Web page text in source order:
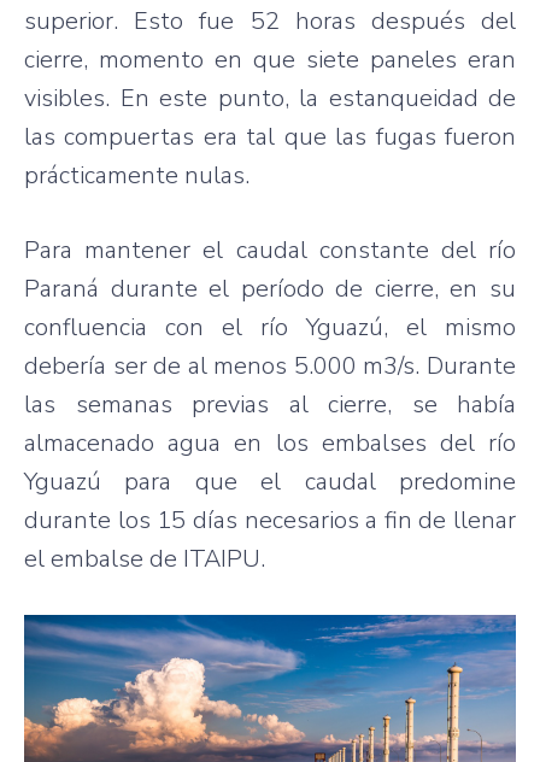
superior. Esto fue 52 horas después del
cierre, momento en que siete paneles eran
visibles. En este punto, la estanqueidad de
las compuertas era tal que las fugas fueron
prácticamente nulas.
Para mantener el caudal constante del río
Paraná durante el período de cierre, en su
confluencia con el río Yguazú, el mismo
debería ser de al menos 5.000 m3/s. Durante
las semanas previas al cierre, se había
almacenado agua en los embalses del río
Yguazú para que el caudal predomine
durante los 15 días necesarios a fin de llenar
el embalse de ITAIPU.